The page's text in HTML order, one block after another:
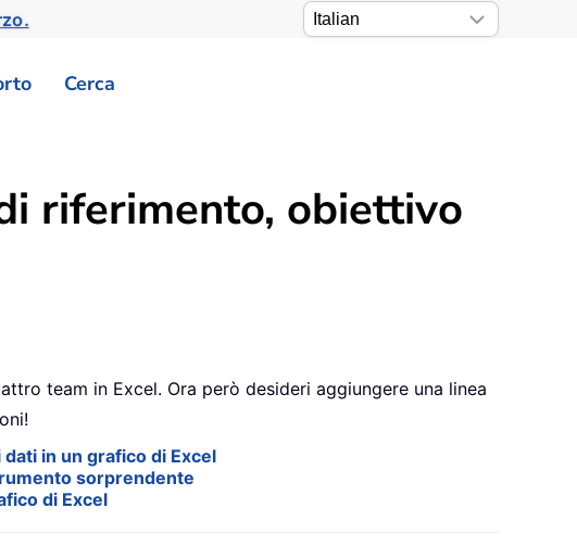
Cerca
riferimento, obiettivo
team in Excel. Ora però desideri aggiungere una linea
in un grafico di Excel
sorprendente
di Excel